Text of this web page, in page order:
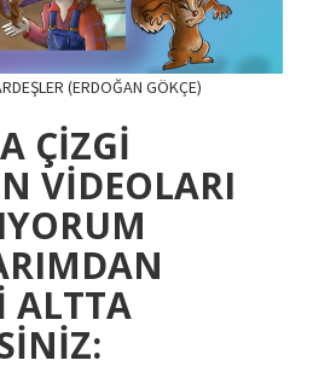
(ERDOĞAN GÖKÇE)
ÇİZGİ
VİDEOLARI
ALTTA